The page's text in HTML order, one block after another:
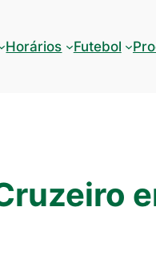
Horários Futebol